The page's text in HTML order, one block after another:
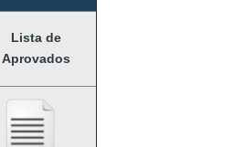
Lista de
Aprovados